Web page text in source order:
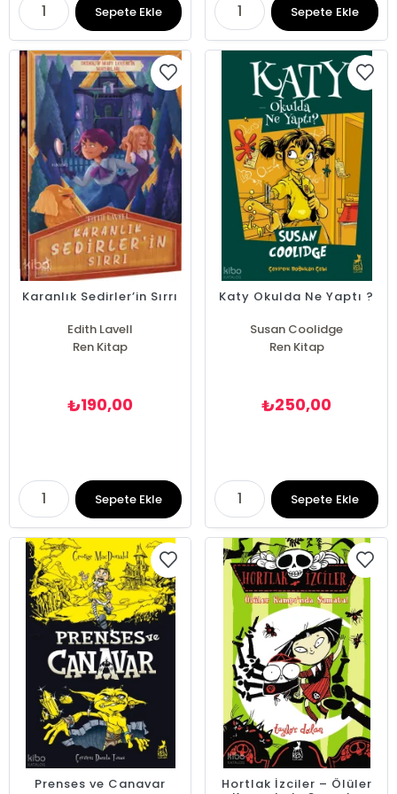
Sepete Ekle Sepete Ekle
Karanlık Sedirler’in Sırrı
Edith Lavell
Ren Kitap
₺190,00
Sepete Ekle
Katy Okulda Ne Yaptı ?
Susan Coolidge
Ren Kitap
₺250,00
Sepete Ekle
Prenses ve Canavar Hortlak İzciler – Ölüler